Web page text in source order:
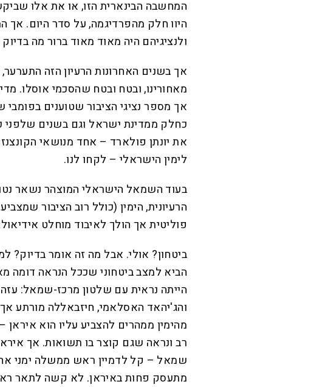
המחשבה הבינארית הזו, או את אלו
היוו חלק מהפרדיגמה, על סדר היום. אך
ולנציגיהם היה מאוד מאוד ברור מה
אך בשנים האחרונות הרעיון הזה
מאחורינו, ובטח ובטח שהסכמי אוסלו.
אך מספר נציגי הציבור שטוענים בפומבי
כחלק ממדינת ישראל וגם בשנים שלפני
את יונתן פולארד – אחד מנושאי
לימין הישראלי – לקחו לנו.
בעוד השמאל הישראלי המוצהר נשאר
הרעיונית, הימין (כולל רוב הציבור
פוליטית אך הולך לאיבוד מוחלט
ביטחון? אולי. אבל מה זה אומר בדיוק?
הביא למצב ביטחוני שככל הנראה דומה
הייתה נראית עם שלטון מרכז-שמאל:
והג'יהאד האסלאמי, חיזבאללה מורתע
מהימין ממהרים להצביע עליו הוא איראן
רב ונראה שגם קוצר בו תשואות. אך
שמאל – קל לדמיין ראש ממשלה ימני
מתעסק פחות באיראן. לא קשה לתאר